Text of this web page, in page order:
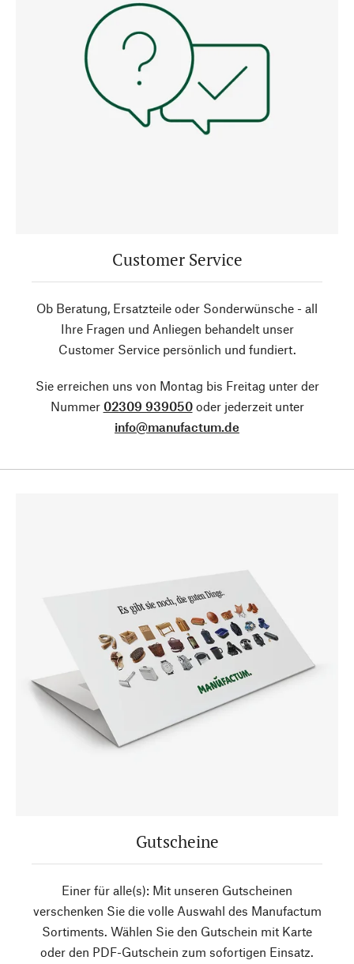
Customer Service
Ob Beratung, Ersatzteile oder Sonderwünsche - all
Ihre Fragen und Anliegen behandelt unser
Customer Service persönlich und fundiert.
Sie erreichen uns von Montag bis Freitag unter der
Nummer 02309 939050oder jederzeit unter
info@manufactum.de
Gutscheine
Einer für alle(s): Mit unseren Gutscheinen
verschenken Sie die volle Auswahl des Manufactum
Sortiments. Wählen Sie den Gutschein mit Karte
oder den PDF-Gutschein zum sofortigen Einsatz.